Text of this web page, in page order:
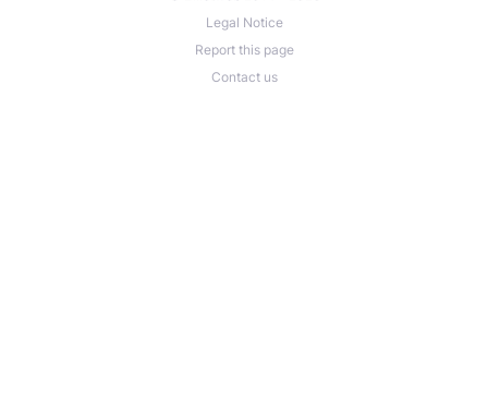
Legal Notice
Report this page
Contact us